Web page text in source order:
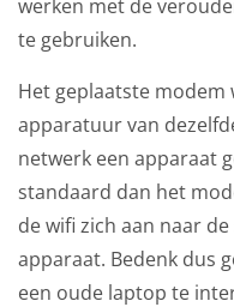
werken met de
te gebruiken.
Het geplaatste
apparatuur van
netwerk een apparaat
standaard dan het
de wifi zich aan naar
apparaat. Bedenk dus
een oude laptop te